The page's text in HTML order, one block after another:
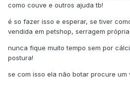
como couve e outros ajuda tb!
é so fazer isso e esperar, se tiver
vendida em petshop, serragem
nunca fique muito tempo sem por
postura!
se com isso ela não botar procure um